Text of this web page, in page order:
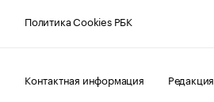
Политика Cookies РБК
Контактная информация
Редакция